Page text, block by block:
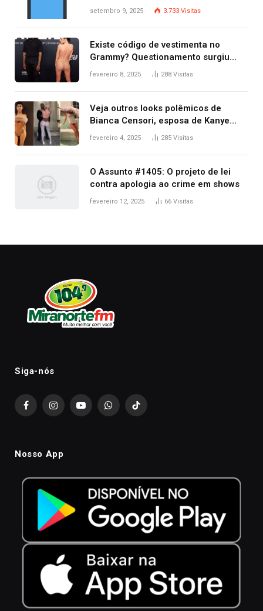
criminosos no mesmo dia
setembro 9, 2025 3.733 Visitas
Existe código de vestimenta no
Grammy? Questionamento surgiu
após Bianca Censori, mulher de
fevereiro 8, 2025 288 Visitas
Veja outros looks polêmicos de
Bianca Censori, esposa de Kanye
West que apareceu nua no Grammy
fevereiro 4, 2025 285 Visitas
O Assunto #1405: O projeto de lei
contra apologia ao crime em shows
fevereiro 12, 2025 66 Visitas
Siga-nós
FacebookInstagramYouTubeWhatsAppTikTok
Nosso App